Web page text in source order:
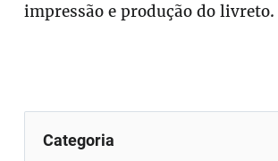
impressão e produção do livreto.
Categoria